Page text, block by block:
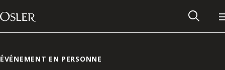
Passer au contenu
Main Navigation
ÉVÉNEMENT EN PERSONNE